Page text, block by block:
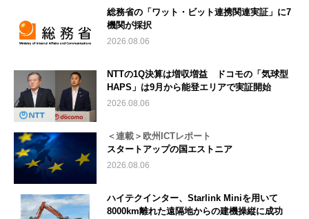
総務省の「ワット・ビット連携関連実証」に7
機関が採択
2026.08.06
NTTの1Q決算は増収増益 ドコモの「気球型
HAPS」は9月から能登エリアで実証開始
2026.08.06
＜連載＞欧州ICTレポート
スタートアップの国エストニア
2026.08.06
ハイテクインター、Starlink Miniを用いて
8000km離れた遠隔地からの建機操縦に成功